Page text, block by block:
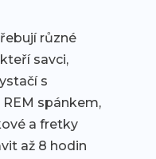
různé
savci,
s
spánkem,
a fretky
až 8 hodin